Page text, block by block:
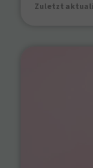
Zuletzt